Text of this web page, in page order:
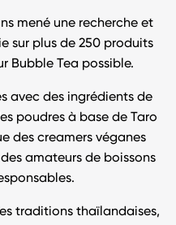
mené une recherche et
sur plus de 250 produits
Bubble Tea possible.
avec des ingrédients de
poudres à base de Taro
des creamers véganes
amateurs de boissons
traditions thaïlandaises,